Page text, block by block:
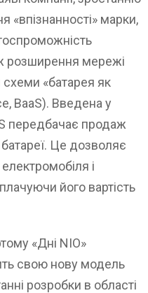
«впізнанності» марки,
розширення мережі
«батарея як
BaaS). Введена у
передбачає продаж
батареї. Це дозволяє
і
його вартість
«Дні NIO»
свою нову модель
розробки в області